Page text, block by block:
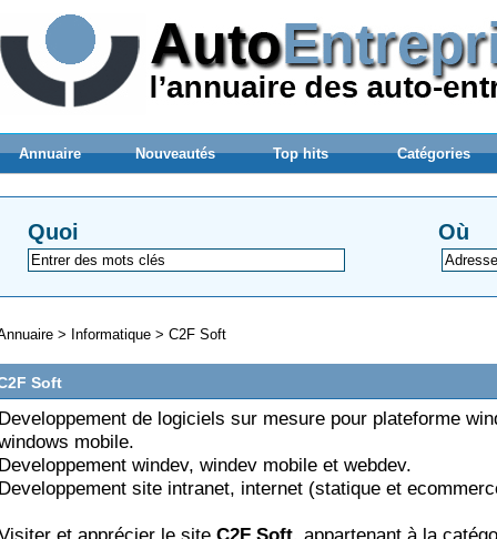
Annuaire Nouveautés Top hits Catégories
Quoi Où
> Informatique > C2F Soft
Soft
de logiciels sur mesure pour plateforme
mobile.
windev, windev mobile et webdev.
site intranet, internet (statique et